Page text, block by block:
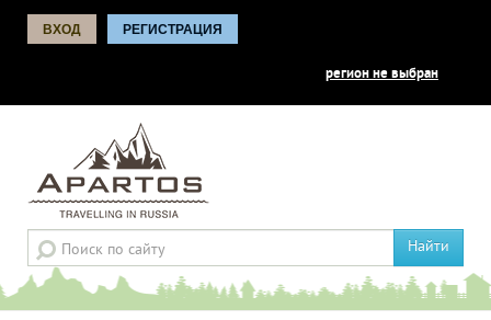
ВХОД РЕГИСТРАЦИЯ
регион не выбран
Найти